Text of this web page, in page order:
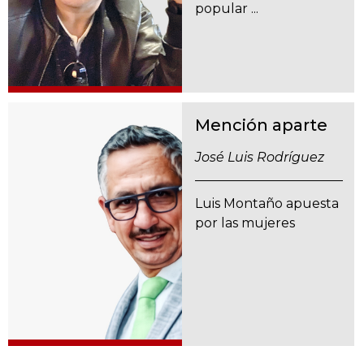
popular ...
Mención aparte
José Luis Rodríguez
Luis Montaño apuesta
por las mujeres